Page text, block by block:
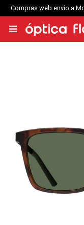
Compras web envío a
